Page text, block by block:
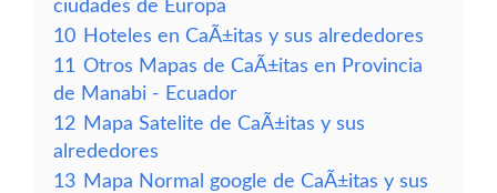
ciudades de Europa
10 Hoteles en CaÃ±itas y sus alrededores
11 Otros Mapas de CaÃ±itas en Provincia
de Manabi - Ecuador
12 Mapa Satelite de CaÃ±itas y sus
alrededores
13 Mapa Normal google de CaÃ±itas y sus